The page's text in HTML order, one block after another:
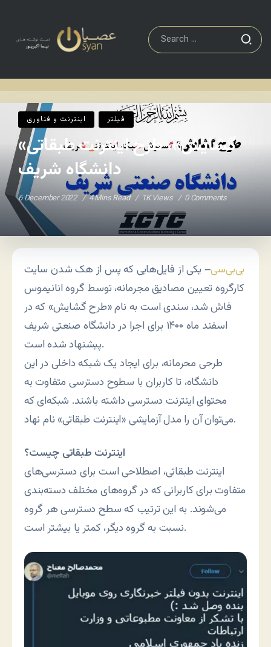
اينترنت و فناوری فيلتر
«گشایش»، طرح اینترنت طبقاتی
دانشگاه شریف
6 December 2022 4 Mins Read 1K Views 0 Comments
بی‌بی‌سی– یکی از فایل‌هایی که پس از هک شدن سایت
کارگروه تعیین مصادیق مجرمانه، توسط گروه انانیموس
فاش شد، سندی است به نام «طرح گشایش» که در
اسفند ماه ۱۴۰۰ برای اجرا در دانشگاه صنعتی شریف
پیشنهاد شده است.
طرحی محرمانه، برای ایجاد یک شبکه داخلی در این
دانشگاه، تا کاربران با سطوح دسترسی متفاوت به
محتوای اینترنت دسترسی داشته باشند. شبکه‌ای که
می‌توان آن را مدل آزمایشی «اینترنت طبقاتی» نام نهاد.
اینترنت طبقاتی چیست؟
اینترنت طبقاتی، اصطلاحی است برای دسترسی‌های
متفاوت برای کاربرانی که در گروه‌های مختلف دسته‌بندی
می‌شوند. به این ترتیب که سطح دسترسی هر گروه
نسبت به گروه دیگر، کمتر یا بیشتر است.